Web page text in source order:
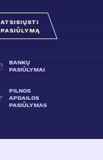
ATSISIŲSTI
PASIŪLYMĄ
BANKŲ
PASIŪLYMAI
PILNOS
APDAILOS
PASIŪLYMAS